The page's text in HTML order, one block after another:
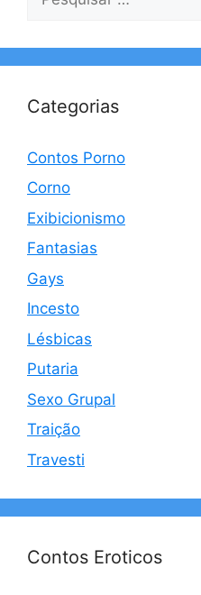
por:
Categorias
Contos Porno
Corno
Exibicionismo
Fantasias
Gays
Incesto
Lésbicas
Putaria
Sexo Grupal
Traição
Travesti
Contos Eroticos